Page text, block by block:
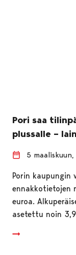
Pori saa
plussalle –
5 maaliskuun,
Porin kaupungin
ennakkotietojen
euroa.
asetettu noin